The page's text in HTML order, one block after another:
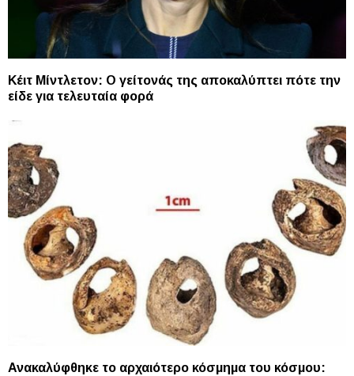
Κέιτ Μίντλετον: Ο γείτονάς της αποκαλύπτει πότε την
είδε για τελευταία φορά
Ανακαλύφθηκε το αρχαιότερο κόσμημα του κόσμου: